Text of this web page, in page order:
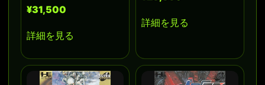
¥31,500
詳細を見る
詳細を見る